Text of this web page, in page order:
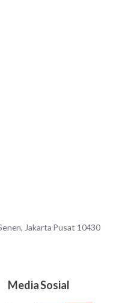
Jakarta Pusat 10430
Media Sosial